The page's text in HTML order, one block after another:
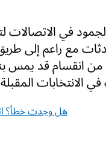
في الاتصالات
مع راعم إلى
من انقسام قد
الانتخابات
هل وجدت خطأ؟